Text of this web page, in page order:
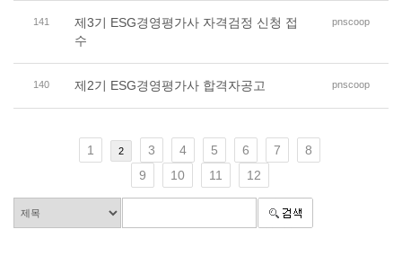
141
제3기 ESG경영평가사 자격검정 신청 접
수
pnscoop
140 제2기 ESG경영평가사 합격자공고 pnscoop
1 2 3 4 5 6 7
8
9
10 11 12